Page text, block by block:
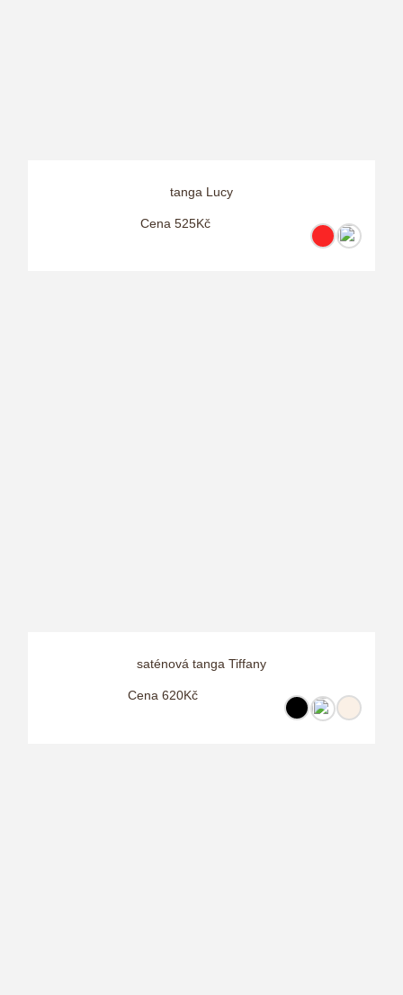
tanga Lucy
Cena 525Kč
saténová tanga Tiffany
Cena 620Kč